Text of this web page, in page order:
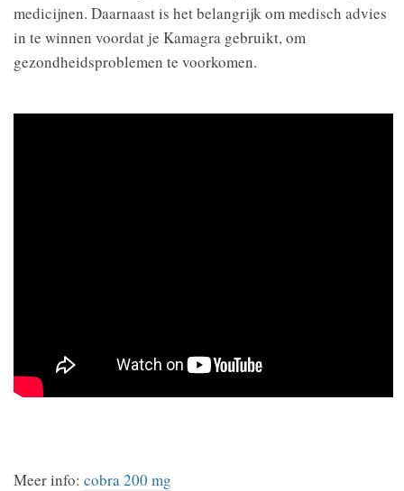
medicijnen. Daarnaast is het belangrijk om medisch advies
in te winnen voordat je Kamagra gebruikt, om
gezondheidsproblemen te voorkomen.
Meer info: cobra 200 mg